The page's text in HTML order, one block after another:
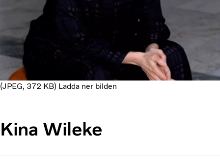
JPEG 372 KB Ladda ner bilden
Kina Wileke